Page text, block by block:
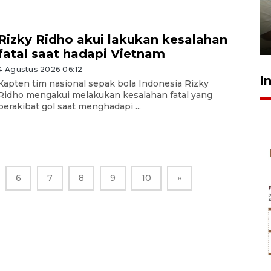
Ridho akui lakukan kesalahan
saat hadapi Vietnam
Agustus 2026 06:12
tim nasional sepak bola Indonesia Rizky
mengakui melakukan kesalahan fatal yang
gol saat menghadapi ...
6 7 8 9 10 »
23 Juli 2026 14:28